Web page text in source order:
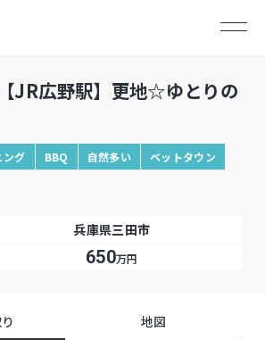
JR広野駅】更地☆ゆとりの
ング BBQ 自然多い
ベットタウン
兵庫県三田市
650万円
地図